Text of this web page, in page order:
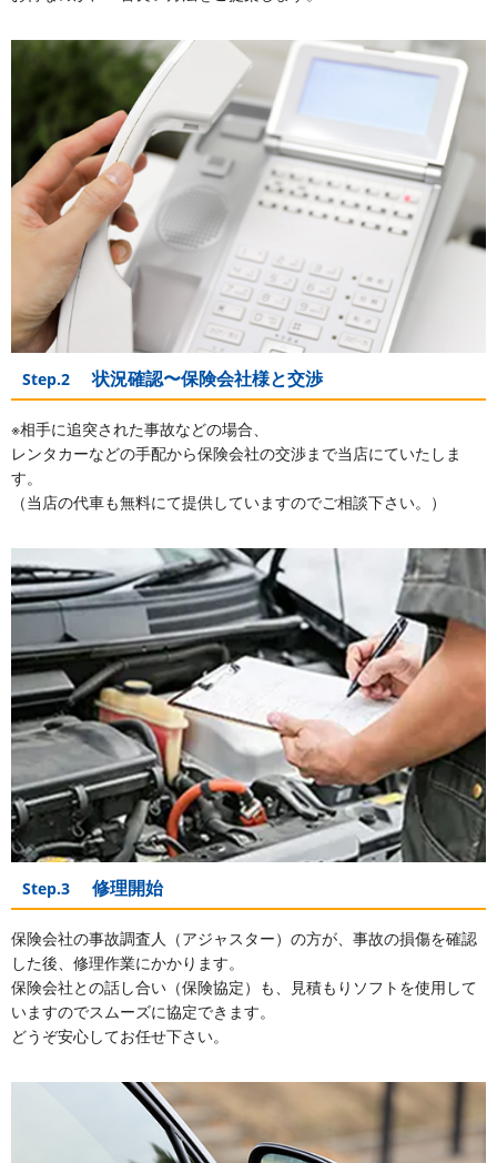
Step.2 状況確認〜保険会社様と交渉
※相手に追突された事故などの場合、
レンタカーなどの手配から保険会社の交渉まで当店にていたしま
す。
（当店の代車も無料にて提供していますのでご相談下さい。）
Step.3 修理開始
保険会社の事故調査人（アジャスター）の方が、事故の損傷を確認
した後、修理作業にかかります。
保険会社との話し合い（保険協定）も、見積もりソフトを使用して
いますのでスムーズに協定できます。
どうぞ安心してお任せ下さい。